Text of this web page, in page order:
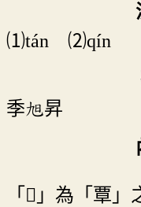
⑴tán ⑵qín
季旭昇
「󵛔」為「覃